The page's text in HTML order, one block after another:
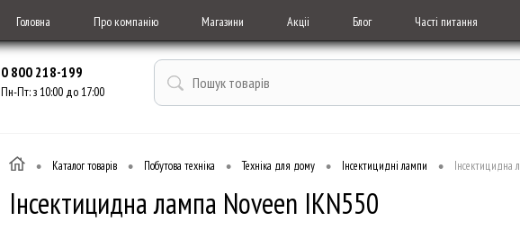
Головна Про компанію Магазини Акціі Блог Часті питання
0 800 218-199
Пн-Пт: з 10:00 до 17:00
• Каталог товарів • Побутова техніка • Техніка для дому • Інсектицидні лампи • Інсектицидна
Інсектицидна лампа Noveen IKN550